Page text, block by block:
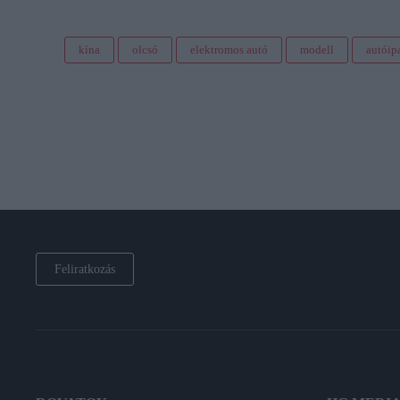
kína olcsó elektromos autó modell
Feliratkozás